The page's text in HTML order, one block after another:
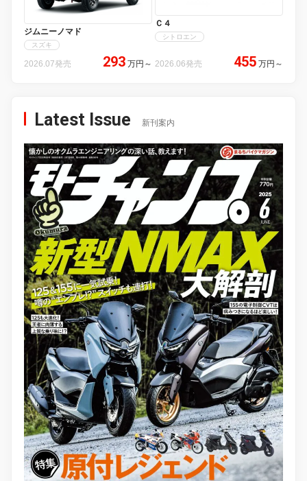
ジムニーノマド
スズキ
2026.07発売 293 万円 ～
Ｃ４
シトロエン
2026.06発売 455 万円 ～
Latest Issue 新刊案内